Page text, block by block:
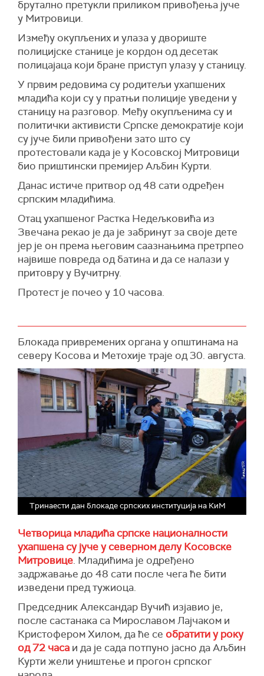
брутално претукли приликом привођења јуче
у Митровици.
Између окупљених и улаза у двориште
полицијске станице је кордон од десетак
полицајаца који бране приступ улазу у станицу.
У првим редовима су родитељи ухапшених
младића који су у пратњи полиције уведени у
станицу на разговор. Међу окупљенима су и
политички активисти Српске демократије који
су јуче били привођени зато што су
протестовали када је у Косовској Митровици
био приштински премијер Аљбин Курти.
Данас истиче притвор од 48 сати одређен
српским младићима.
Отац ухапшеног Растка Недељковића из
Звечана рекао је да је забринут за своје дете
јер је он према његовим саазнањима претрпео
највише повреда од батина и да се налази у
притовру у Вучитрну.
Протест је почео у 10 часова.
Блокада привремених органа у општинама на
северу Косова и Метохије траје од 30. августа.
Тринаести дан блокаде српских институција на КиМ
Четворица младића српске националности
ухапшена су јуче у северном делу Косовске
Митровице. Младићима је одређено
задржавање до 48 сати после чега ће бити
изведени пред тужиоца.
Председник Александар Вучић изјавио је,
после састанака са Мирославом Лајчаком и
Кристофером Хилом, да ће се обратити у року
од 72 часа и да је сада потпуно јасно да Аљбин
Курти жели уништење и прогон српског